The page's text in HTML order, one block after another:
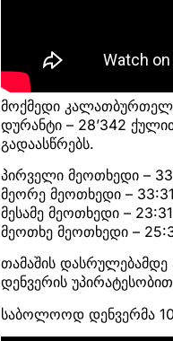
მოქმედი
დურანტი – 28’342
გადაასწრებს.
პირველი მეოთხედი –
მეორე მეოთხედი – 33:31
მესამე მეოთხედი – 23:31
მეოთხე მეოთხედი –
თამაშის
დენვერის
საბოლოოდ დენვერმა